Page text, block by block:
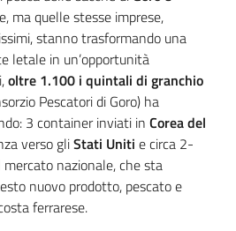
ma quelle stesse imprese,
stanno trasformando una
letale in un’opportunità
oltre 1.100 i quintali di granchio
Pescatori di Goro) ha
3 container inviati in Corea del
verso gliStati Uniti e circa 2-
nazionale, che sta
nuovo prodotto, pescato e
ferrarese.